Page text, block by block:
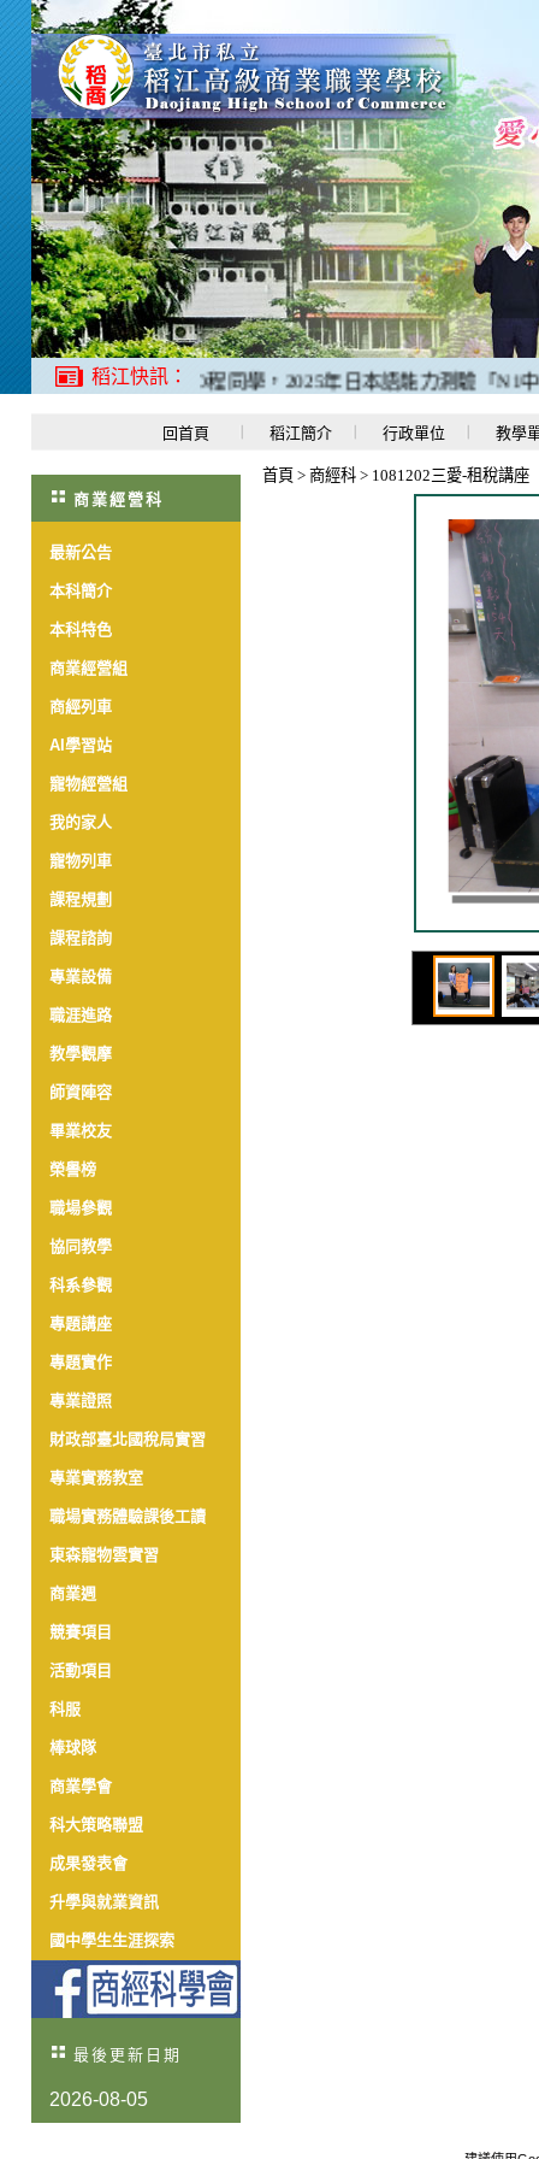
稻江快訊：
1、二禮應日科羅O程同學，2025年日本語能力測驗「N1中
回首頁 稻江簡介 行政單位 教學
商業經營科
最新公告
本科簡介
本科特色
商業經營組
商經列車
AI學習站
寵物經營組
我的家人
寵物列車
課程規劃
課程諮詢
專業設備
職涯進路
教學觀摩
師資陣容
畢業校友
榮譽榜
職場參觀
協同教學
科系參觀
專題講座
專題實作
專業證照
財政部臺北國稅局實習
專業實務教室
職場實務體驗課後工讀
東森寵物雲實習
商業週
競賽項目
活動項目
科服
棒球隊
商業學會
科大策略聯盟
成果發表會
升學與就業資訊
國中學生生涯探索
最後更新日期
2026-08-05
首頁 > 商經科 > 1081202三愛-租稅講座